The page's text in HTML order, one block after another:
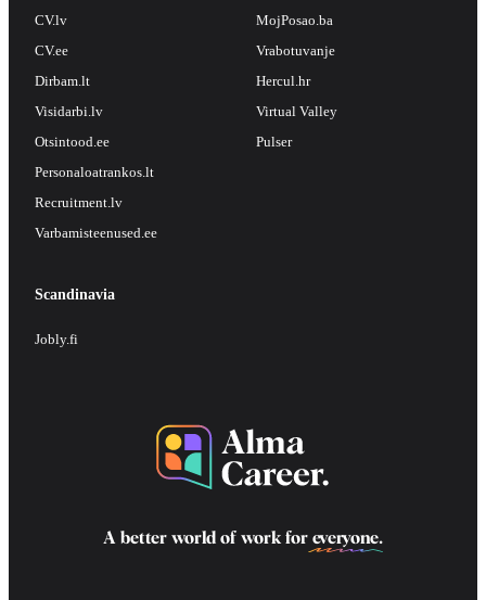
CV.lv
CV.ee
Dirbam.lt
Visidarbi.lv
Otsintood.ee
Personaloatrankos.lt
Recruitment.lv
Varbamisteenused.ee
MojPosao.ba
Vrabotuvanje
Hercul.hr
Virtual Valley
Pulser
Scandinavia
Jobly.fi
A better world of work for everyone.